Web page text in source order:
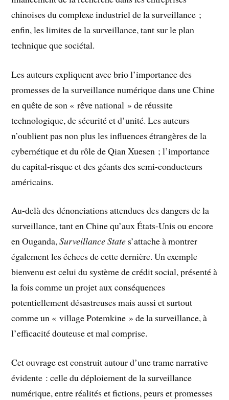
chinoises du complexe industriel de la surveillance ;
enfin, les limites de la surveillance, tant sur le plan
technique que sociétal.
Les auteurs expliquent avec brio l’importance des
promesses de la surveillance numérique dans une Chine
en quête de son « rêve national » de réussite
technologique, de sécurité et d’unité. Les auteurs
n’oublient pas non plus les influences étrangères de la
cybernétique et du rôle de Qian Xuesen ; l’importance
du capital-risque et des géants des semi-conducteurs
américains.
Au-delà des dénonciations attendues des dangers de la
surveillance, tant en Chine qu’aux États-Unis ou encore
en Ouganda,Surveillance State s’attache à montrer
également les échecs de cette dernière. Un exemple
bienvenu est celui du système de crédit social, présenté à
la fois comme un projet aux conséquences
potentiellement désastreuses mais aussi et surtout
comme un « village Potemkine » de la surveillance, à
l’efficacité douteuse et mal comprise.
Cet ouvrage est construit autour d’une trame narrative
évidente : celle du déploiement de la surveillance
numérique, entre réalités et fictions, peurs et promesses